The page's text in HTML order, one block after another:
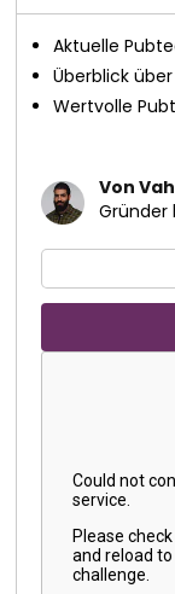
Aktuelle
Überblick
Wertvolle
Von
Gründer